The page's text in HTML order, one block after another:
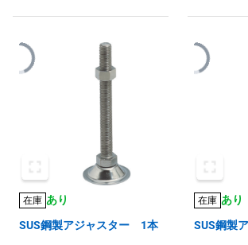
在庫 あり
SUS鋼製アジャスター 1本
在庫 あり
SUS鋼製